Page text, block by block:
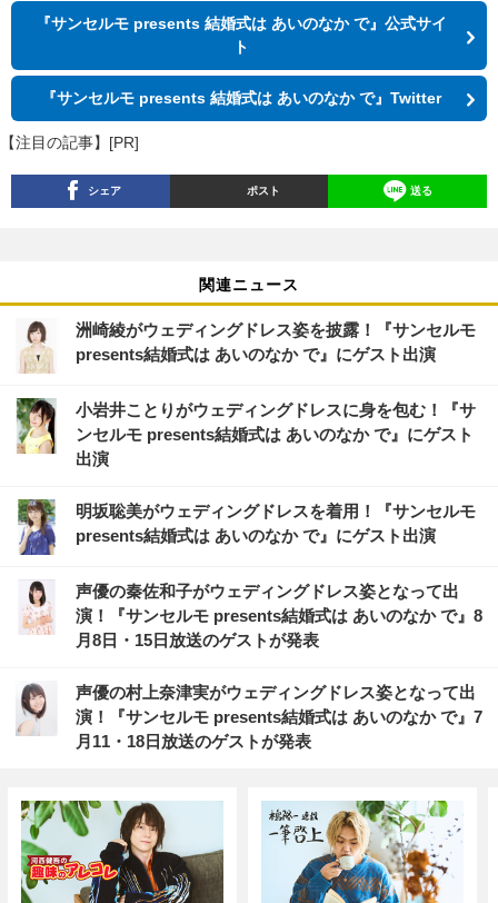
『サンセルモ presents 結婚式は あいのなか で』公式サイ
ト
『サンセルモ presents 結婚式は あいのなか で』Twitter
【注目の記事】[PR]
シェア ポスト 送る
関連ニュース
洲崎綾がウェディングドレス姿を披露！『サンセルモ
presents結婚式は あいのなか で』にゲスト出演
小岩井ことりがウェディングドレスに身を包む！『サ
ンセルモ presents結婚式は あいのなか で』にゲスト
出演
明坂聡美がウェディングドレスを着用！『サンセルモ
presents結婚式は あいのなか で』にゲスト出演
声優の秦佐和子がウェディングドレス姿となって出
演！『サンセルモ presents結婚式は あいのなか で』8
月8日・15日放送のゲストが発表
声優の村上奈津実がウェディングドレス姿となって出
演！『サンセルモ presents結婚式は あいのなか で』7
月11・18日放送のゲストが発表